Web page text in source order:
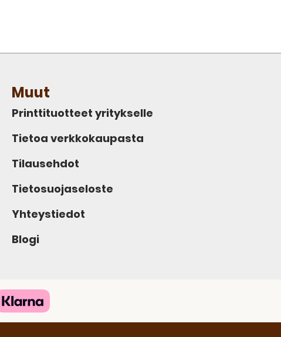
Muut
Printtituotteet yritykselle
Tietoa verkkokaupasta
Tilausehdot
Tietosuojaseloste
Yhteystiedot
Blogi